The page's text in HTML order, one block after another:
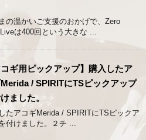
の温かいご支援のおかげで、Zero
は400回という大きな ...
コギ用ピックアップ】購入したア
/ SPIRITにTSピックアップ
ました。
たアコギMerida / SPIRITにTSピックア
付けました。２チ ...